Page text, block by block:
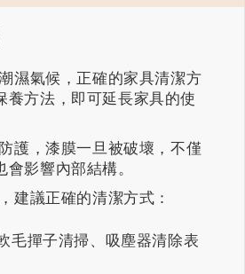
濕氣候，正確的家具清潔方
養方法，即可延長家具的使
護，漆膜一旦被破壞，不僅
影響內部結構。
建議正確的清潔方式：
毛撣子清掃、吸塵器清除表